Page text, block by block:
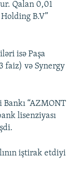
Qalan 0,01
B.V”
isə Paşa
faiz) və Synergy
“AZMONT
lisenziyası
iştirak etdiyi